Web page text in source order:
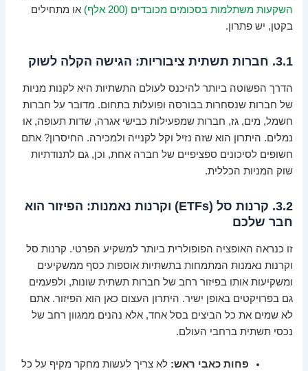
השקעות משתלמות בסכומים מכובדים (200 אלף)
או מתחילים
בקטן, יש פתרון.
3.1. חברות תשתית ציבוריות: הגישה הקלה לשוק
הדרך הפשוטה ביותר להיכנס לעולם התשתיות היא לקנות מניות
של חברות שנסחרות בבורסה ופועלות בתחום. מדובר על חברות
חשמל, מים, גז, חברות שמפעילות כבישי אגרה, שדות תעופה, או
נמלים. היתרון הוא שזה נזיל וקל לקנייה ולמכירה. החיסרון? אתם
חשופים לסיכונים ספציפיים של חברה אחת, וכן, גם לתנודתיות
שוק המניות הכללית.
3.2. קרנות סל (ETFs) וקרנות נאמנות: הפיזור הוא
חבר שלכם
זו כנראה האופציה הפופולרית ביותר למשקיע הפרטי. קרנות סל
וקרנות נאמנות המתמחות בתשתיות אוספות כסף ממשקיעים
ומשקיעות אותו בפיזור רחב של חברות תשתית שונות, ולפעמים
גם בפרויקטים באופן ישיר. היתרון העצום כאן הוא הפיזור. אתם
לא שמים את כל הביצים בסל אחד, אלא נהנים ממגוון רחב של
נכסי תשתית ברחבי העולם.
פחות כאבי ראש: לא צריך לעשות מחקר מקיף על כל